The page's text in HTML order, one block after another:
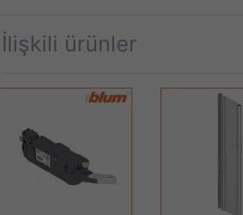
İlişkili ürünler